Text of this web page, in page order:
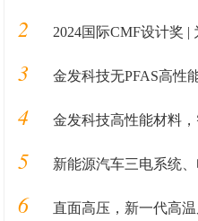
2 2024国际CMF设计奖 | 为汽
3 金发科技无PFAS高性能
4 金发科技高性能材料，
5 新能源汽车三电系统
6 直面高压，新一代高